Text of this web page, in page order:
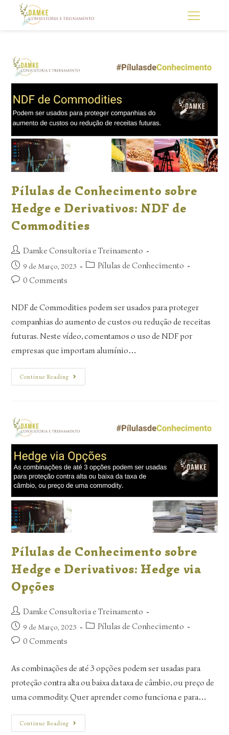
Pílulas de Conhecimento sobre
Hedge e Derivativos: NDF de
Commodities
Damke Consultoria e Treinamento
9 de Março, 2023
Pílulas de Conhecimento
0 Comments
NDF de Commodities podem ser usados para proteger
companhias do aumento de custos ou redução de receitas
futuras. Neste vídeo, comentamos o uso de NDF por
empresas que importam alumínio…
Continue Reading
Pílulas de Conhecimento sobre
Hedge e Derivativos: Hedge via
Opções
Damke Consultoria e Treinamento
9 de Março, 2023
Pílulas de Conhecimento
0 Comments
As combinações de até 3 opções podem ser usadas para
proteção contra alta ou baixa da taxa de câmbio, ou preço de
uma commodity. Quer aprender como funciona e para…
Continue Reading